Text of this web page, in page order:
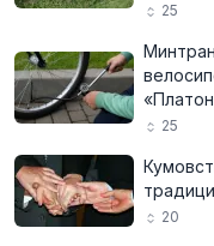
25
25
20